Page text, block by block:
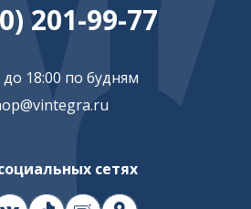
201-99-77
до 18:00 по будням
сетях